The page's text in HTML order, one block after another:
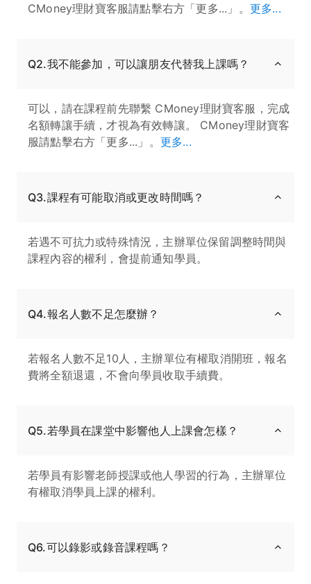
CMoney理財寶客服請點擊右方「更多...」。 更多...
Q2.我不能參加，可以讓朋友代替我上課嗎？
可以，請在課程前先聯繫 CMoney理財寶客服，完成
名額轉讓手續，才視為有效轉讓。 CMoney理財寶客
服請點擊右方「更多...」。 更多...
Q3.課程有可能取消或更改時間嗎？
若遇不可抗力或特殊情況，主辦單位保留調整時間與
課程內容的權利，會提前通知學員。
Q4.報名人數不足怎麼辦？
若報名人數不足10人，主辦單位有權取消開班，報名
費將全額退還，不會向學員收取手續費。
Q5.若學員在課堂中影響他人上課會怎樣？
若學員有影響老師授課或他人學習的行為，主辦單位
有權取消學員上課的權利。
Q6.可以錄影或錄音課程嗎？